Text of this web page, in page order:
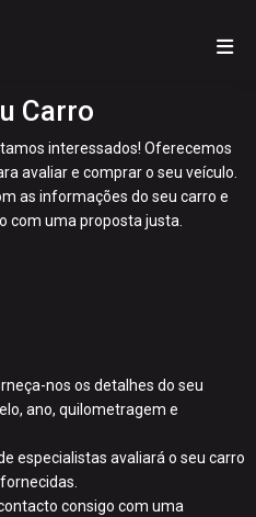
Carro
interessados! Oferecemos
avaliar e comprar o seu veículo.
as informações do seu carro e
com uma proposta justa.
nos os detalhes do seu
ano, quilometragem e
especialistas avaliará o seu carro
consigo com uma